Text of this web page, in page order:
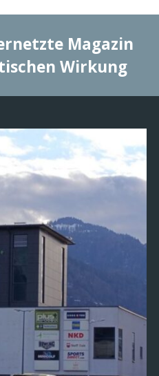
Magazin
Wirkung